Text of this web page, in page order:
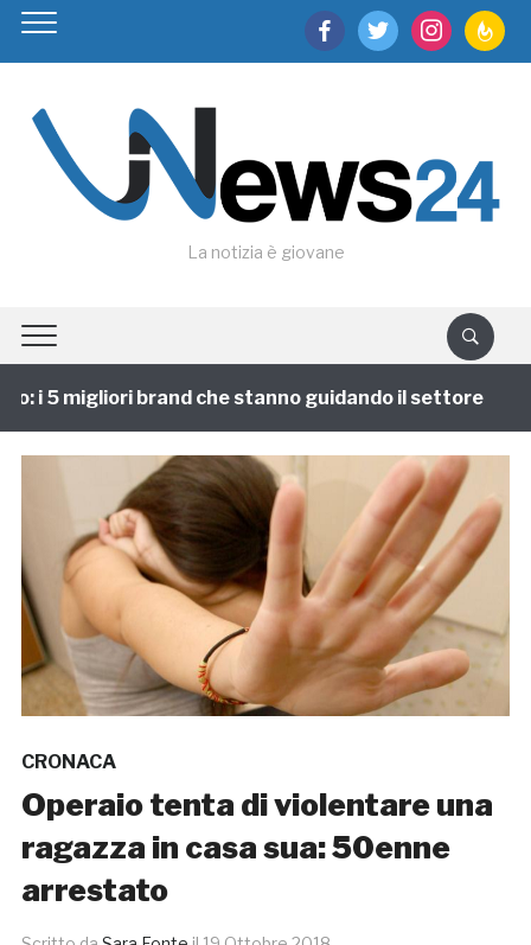
facebooktwitter instagram
La notizia è giovane
i 5 migliori brand che stanno guidando il settore
CRONACA
Operaio tenta di violentare una
ragazza in casa sua: 50enne
arrestato